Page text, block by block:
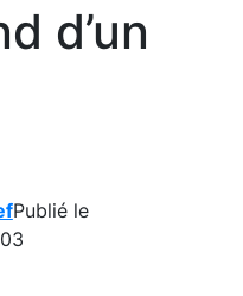
d’un
Publié le